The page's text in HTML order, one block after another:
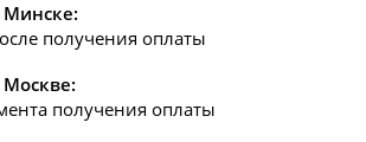
Минске:
получения оплаты
Москве:
получения оплаты